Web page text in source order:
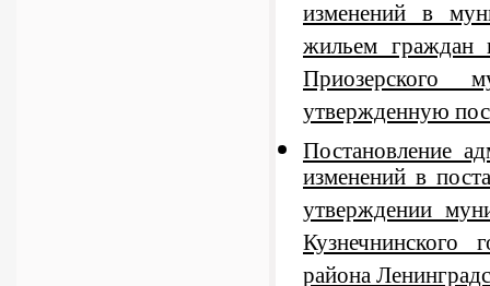
изменений в
жильем граждан
Приозерского
утвержденную
Постановление
изменений в
утверждении
Кузнечнинского
района